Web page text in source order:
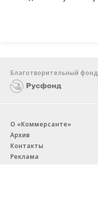
Благотворительный фонд
О «Коммерсанте»
Архив
Контакты
Реклама